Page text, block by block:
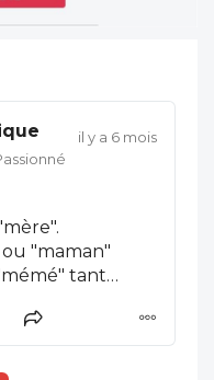
il y a 6 mois
"maman"
tant